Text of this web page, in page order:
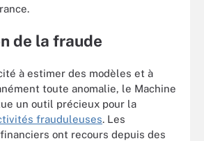
de la fraude
à estimer des modèles et à
toute anomalie, le Machine
un outil précieux pour la
frauduleuses. Les
ont recours depuis des